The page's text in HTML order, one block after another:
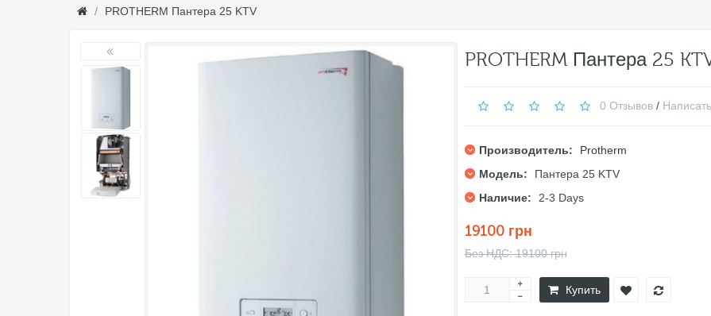
PROTHERM Пантера 25 KTV
PROTHERM Пантера 25
0 Отзывов/
Производитель:
Protherm
Модель:
Пантера 25 KTV
Наличие:
2-3 Days
19100 грн
Без НДС: 19100 грн
Купить